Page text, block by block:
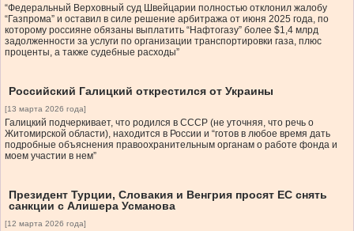
“Федеральный Верховный суд Швейцарии полностью отклонил жалобу
“Газпрома” и оставил в силе решение арбитража от июня 2025 года, по
которому россияне обязаны выплатить “Нафтогазу” более $1,4 млрд
задолженности за услуги по организации транспортировки газа, плюс
проценты, а также судебные расходы”
Российский Галицкий открестился от Украины
[13 марта 2026 года]
Галицкий подчеркивает, что родился в СССР (не уточняя, что речь о
Житомирской области), находится в России и “готов в любое время дать
подробные объяснения правоохранительным органам о работе фонда и
моем участии в нем”
Президент Турции, Словакия и Венгрия просят ЕС снять
санкции с Алишера Усманова
[12 марта 2026 года]